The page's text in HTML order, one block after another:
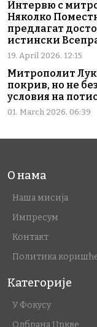
Интервю с
Няколко
предлагат
истински
19. April 2026. 12:15
Митрополит
покрив, но не
условия на
01. March 2026. 06:39
О нама
Наша мисија
Импресум
Контакт
Политика
Категорије
У Фокусу